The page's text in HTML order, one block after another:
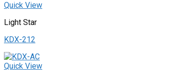
Quick View
Light Star
KDX-212
Quick View